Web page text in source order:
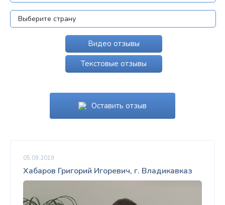
Видео отзывы
Текстовые отзывы
Оставить отзыв
05.09.2019
Хабаров Григорий Игоревич, г. Владикавказ